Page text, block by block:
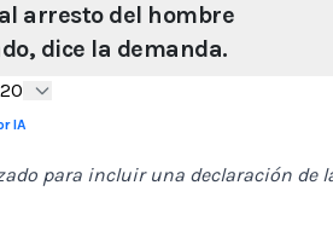
arresto del hombre
dice la demanda.
IA
para incluir una declaración de